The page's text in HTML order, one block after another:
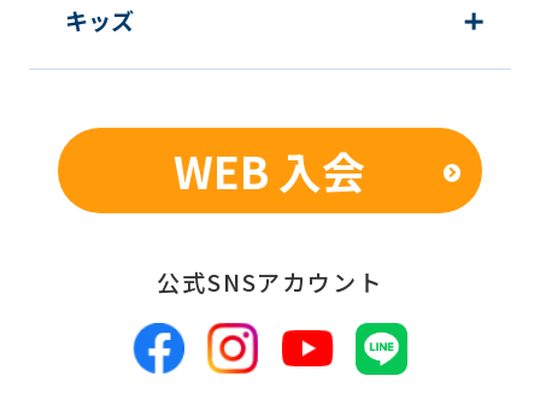
キッズ
WEB 入会
公式SNSアカウント